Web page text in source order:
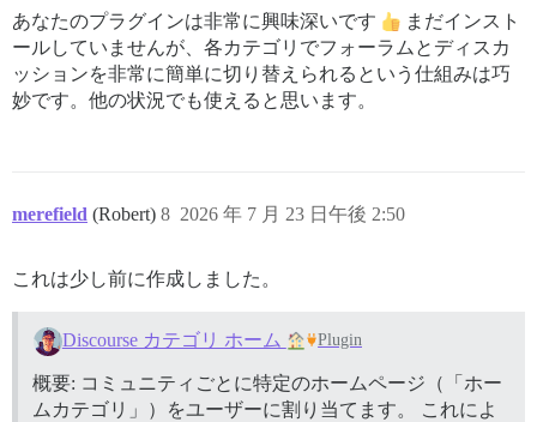
あなたのプラグインは非常に興味深いです
まだインスト
ールしていませんが、各カテゴリでフォーラムとディスカ
ッションを非常に簡単に切り替えられるという仕組みは巧
妙です。他の状況でも使えると思います。
merefield (Robert) 2026 年 7 月 23 日午後 2:50
8
これは少し前に作成しました。
Discourse カテゴリ ホーム Plugin
概要: コミュニティごとに特定のホームページ（「ホー
ムカテゴリ」）をユーザーに割り当てます。 これによ